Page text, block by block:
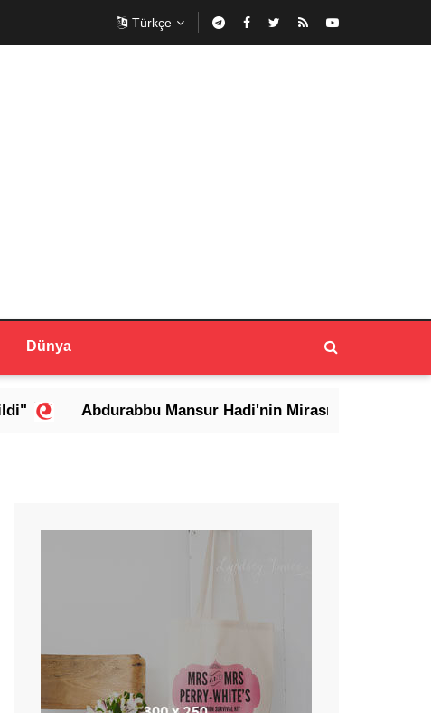
Türkçe
Dünya
Abdurabbu Mansur Hadi'nin Mirası: Meşruiyeti Koruyan